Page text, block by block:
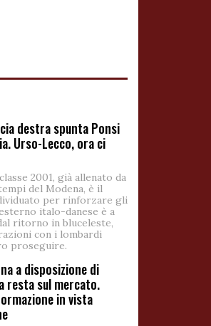
destra spunta Ponsi
Urso-Lecco, ora ci
2001, già allenato da
del Modena, è il
per rinforzare gli
italo-danese è a
ritorno in bluceleste,
con i lombardi
proseguire.
a disposizione di
resta sul mercato.
in vista